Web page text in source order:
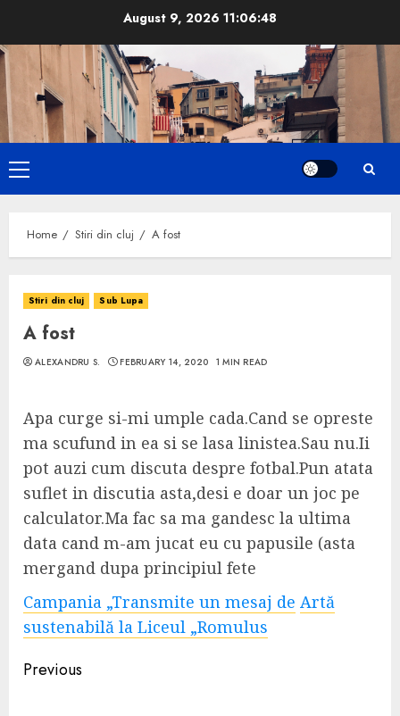
content
August 9, 2026 11:06:48
Primary
Menu
Home Stiri din cluj A fost
Stiri din cluj Sub Lupa
A fost
ALEXANDRU S. FEBRUARY 14, 2020 1 MIN READ
Apa curge si-mi umple cada.Cand se opreste
ma scufund in ea si se lasa linistea.Sau nu.Ii
pot auzi cum discuta despre fotbal.Pun atata
suflet in discutia asta,desi e doar un joc pe
calculator.Ma fac sa ma gandesc la ultima
data cand m-am jucat eu cu papusile (asta
mergand dupa principiul fete
Campania „Transmite un mesaj de Artă
sustenabilă la Liceul „Romulus
Continue
Previous